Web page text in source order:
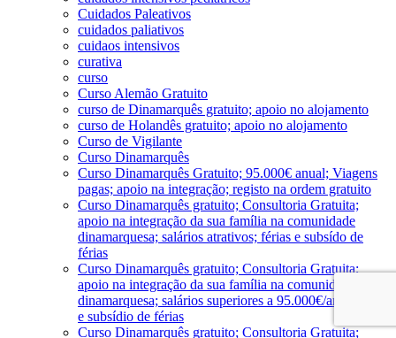
Cuidados Paleativos
cuidados paliativos
cuidaos intensivos
curativa
curso
Curso Alemão Gratuito
curso de Dinamarquês gratuito; apoio no alojamento
curso de Holandês gratuito; apoio no alojamento
Curso de Vigilante
Curso Dinamarquês
Curso Dinamarquês Gratuito; 95.000€ anual; Viagens
pagas; apoio na integração; registo na ordem gratuito
Curso Dinamarquês gratuito; Consultoria Gratuita;
apoio na integração da sua família na comunidade
dinamarquesa; salários atrativos; férias e subsído de
férias
Curso Dinamarquês gratuito; Consultoria Gratuita;
apoio na integração da sua família na comunidade
dinamarquesa; salários superiores a 95.000€/ano; férias
e subsídio de férias
Curso Dinamarquês gratuito; Consultoria Gratuita;